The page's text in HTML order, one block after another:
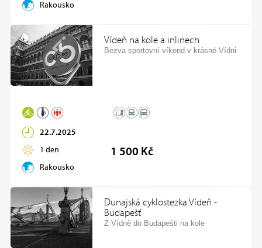
Rakousko
Vídeň na kole a inlinech
Bezva sportovní víkend v krásné Vídni
22.7.2025
1 den
Rakousko
1 500 Kč
Dunajská cyklostezka Vídeň -
Budapešť
Z Vídně do Budapešti na kole